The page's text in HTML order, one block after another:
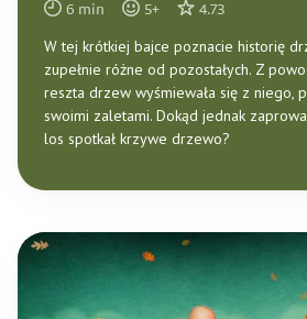
6 min 5+ 4.73
W tej krótkiej bajce poznacie historię
zupełnie różne od pozostałych. Z
reszta drzew wyśmiewała się z niego,
swoimi zaletami. Dokąd jednak
los spotkał krzywe drzewo?